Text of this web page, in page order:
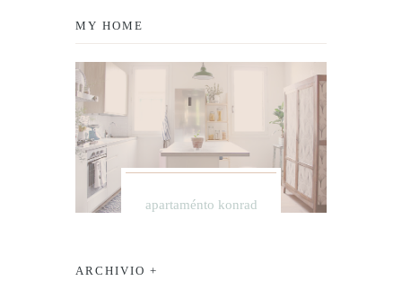
MY HOME
apartaménto konrad
ARCHIVIO +